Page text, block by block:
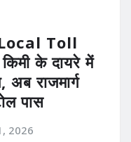
Toll
के दायरे में
अब राजमार्ग
पास
2026